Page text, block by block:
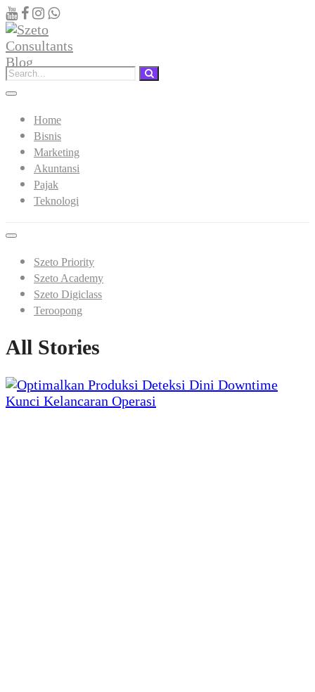
Home
Bisnis
Marketing
Akuntansi
Pajak
Teknologi
Szeto Priority
Szeto Academy
Szeto Digiclass
Teroopong
All Stories